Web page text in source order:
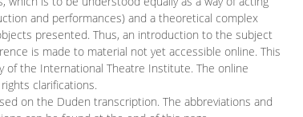
and performances) and a theoretical complex
presented. Thus, an introduction to the subject
is made to material not yet accessible online. This
of the International Theatre Institute. The online
clarifications.
on the Duden transcription. The abbreviations and